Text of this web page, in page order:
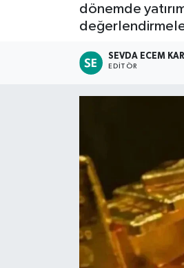
dönemde
SEVDA ECEM
EDITÖR